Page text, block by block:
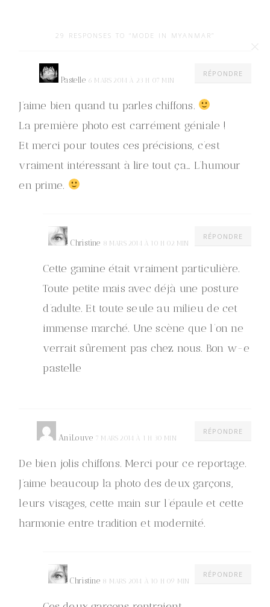
29 RESPONSES TO “MODE IN MYANMAR”
RÉPONDRE
Pastelle 6 MARS 2014 À 23 H 07 MIN
J’aime bien quand tu parles chiffons.
La première photo est carrément géniale !
Et merci pour toutes ces précisions, c’est
vraiment intéressant à lire tout ça… L’humour
en prime.
RÉPONDRE
Christine 8 MARS 2014 À 10 H 02 MIN
Cette gamine était vraiment particulière.
Toute petite mais avec déjà une posture
d’adulte. Et toute seule au milieu de cet
immense marché. Une scène que l’on ne
verrait sûrement pas chez nous. Bon w-e
pastelle
RÉPONDRE
AniLouve 7 MARS 2014 À 1 H 30 MIN
De bien jolis chiffons. Merci pour ce reportage.
J’aime beaucoup la photo des deux garçons,
leurs visages, cette main sur l’épaule et cette
harmonie entre tradition et modernité.
RÉPONDRE
Christine 8 MARS 2014 À 10 H 09 MIN